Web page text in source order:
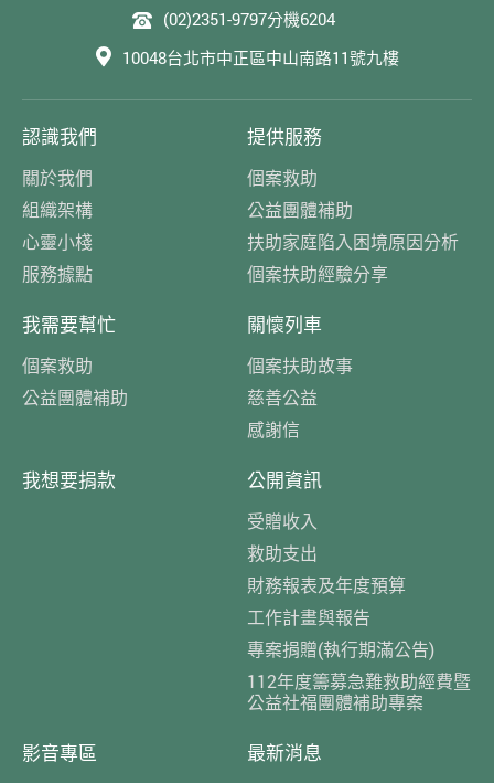
(02)2351-9797分機6204
10048台北市中正區中山南路11號九樓
認識我們
關於我們
組織架構
心靈小棧
服務據點
提供服務
個案救助
公益團體補助
扶助家庭陷入困境原因分析
個案扶助經驗分享
我需要幫忙
個案救助
公益團體補助
關懷列車
個案扶助故事
慈善公益
感謝信
我想要捐款 公開資訊
受贈收入
救助支出
財務報表及年度預算
工作計畫與報告
專案捐贈(執行期滿公告)
112年度籌募急難救助經費暨
公益社福團體補助專案
影音專區 最新消息